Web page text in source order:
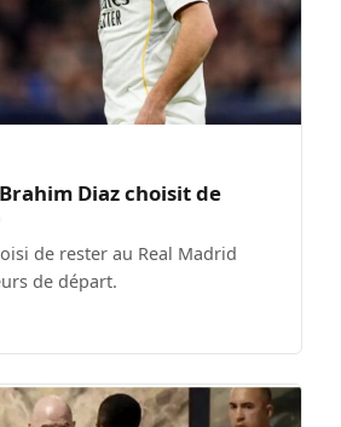
Diaz choisit de
de rester au Real Madrid
de départ.